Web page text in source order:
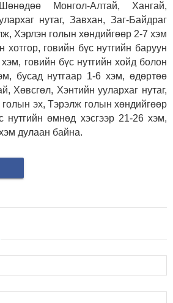
Монгол-Алтай, Хангай,
нутаг, Завхан, Заг-Байдраг
Хэрлэн голын хөндийгөөр 2-7 хэм
хотгор, говийн бүс нутгийн баруун
говийн бүс нутгийн хойд болон
бусад нутгаар 1-6 хэм, өдөртөө
Хөвсгөл, Хэнтийн уулархаг нутаг,
эх, Тэрэлж голын хөндийгөөр
нутгийн өмнөд хэсгээр 21-26 хэм,
дулаан байна.